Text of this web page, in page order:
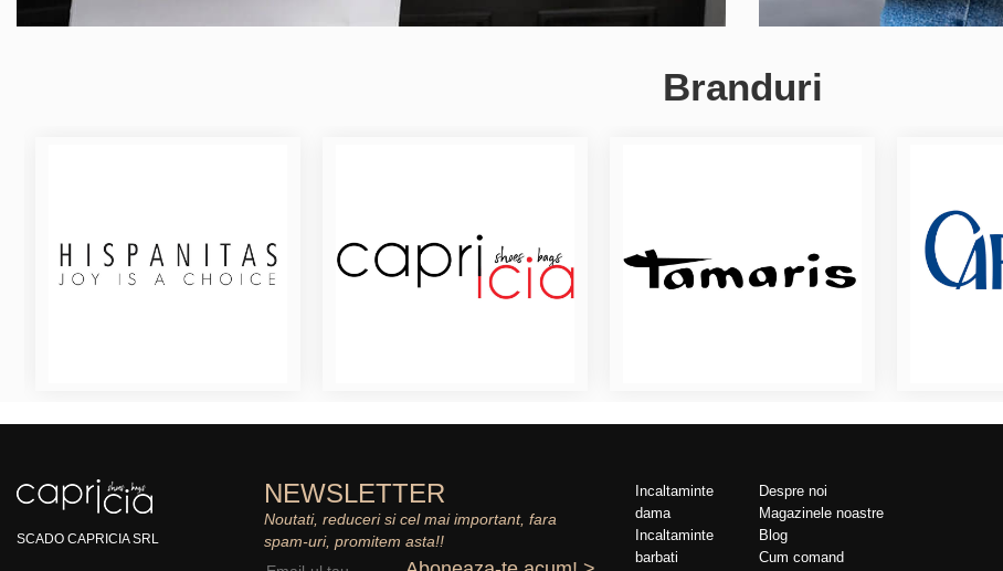
Branduri
SCADO CAPRICIA SRL
NEWSLETTER
Noutati, reduceri si cel mai important, fara
spam-uri, promitem asta!!
Incaltaminte
dama
Incaltaminte
barbati
Despre noi
Magazinele noastre
Blog
Cum comand